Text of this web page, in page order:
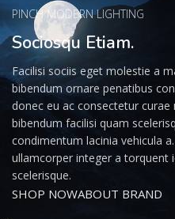
PINCH MODERN LIGHTING
Sociosqu Etiam.
Facilisi sociis eget molestie a
bibendum ornare penatibus
donec eu ac consectetur curae
bibendum facilisi quam
condimentum lacinia vehicula
ullamcorper integer a torquent
scelerisque.
SHOP NOWABOUT BRAND